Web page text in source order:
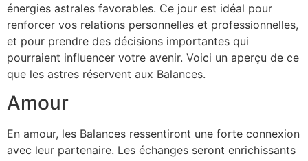
énergies astrales favorables. Ce jour est idéal pour
renforcer vos relations personnelles et professionnelles,
et pour prendre des décisions importantes qui
pourraient influencer votre avenir. Voici un aperçu de ce
que les astres réservent aux Balances.
Amour
En amour, les Balances ressentiront une forte connexion
avec leur partenaire. Les échanges seront enrichissants